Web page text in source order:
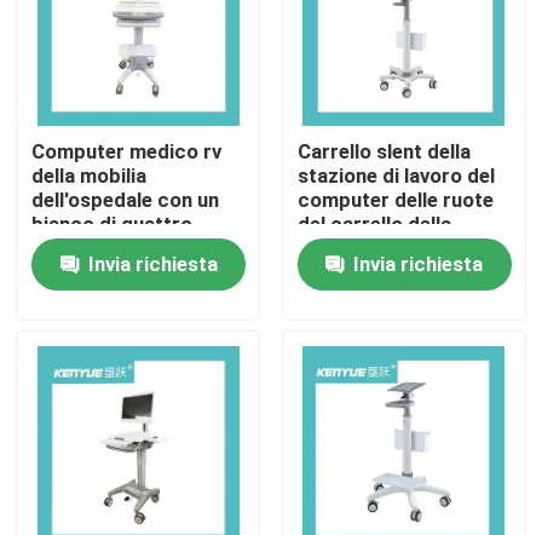
Visita alla fabbrica
Controllo Qualità
Contattaci
Notizie
Casi
letto di consegna dell'ospedale
Accessori ostetrici della Tabella
Computer medico rv
della mobilia
dell'ospedale con un
bianco di quattro
ruote
Invia richiesta
Carrello slent della
stazione di lavoro del
computer delle ruote
del carrello della
tavola del monitor
Invia richiesta